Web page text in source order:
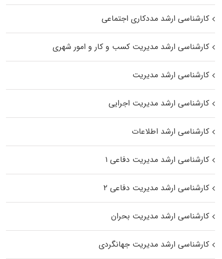
کارشناسی ارشد مددکاری اجتماعی
کارشناسی ارشد مدیریت کسب و کار و امور شهری
کارشناسی ارشد مدیریت
کارشناسی ارشد مدیریت اجرایی
کارشناسی ارشد اطلاعات
کارشناسی ارشد مدیریت دفاعی ۱
کارشناسی ارشد مدیریت دفاعی ۲
کارشناسی ارشد مدیریت بحران
کارشناسی ارشد مدیریت جهانگردی